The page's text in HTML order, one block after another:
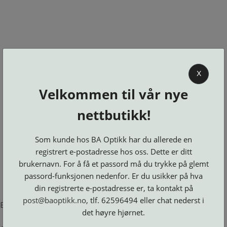
BA OPTIKK
KJØPSVILKÅR
OSS
BESTILL
DELER
LOGG INN
Brillerens
Brillesnorer
Clip-
on
Suncover
Etuier
Innfatninger
Lesebriller
Luper
og
Speil
Maskiner
Microkluter
Neseputer
Se alle kategorier
Error loading product page.
X
Velkommen til vår nye
nettbutikk!
Som kunde hos BA Optikk har du allerede en
registrert e-postadresse hos oss. Dette er ditt
brukernavn. For å få et passord må du trykke på glemt
passord-funksjonen nedenfor. Er du usikker på hva
din registrerte e-postadresse er, ta kontakt på
post@baoptikk.no, tlf. 62596494 eller chat nederst i
det høyre hjørnet.